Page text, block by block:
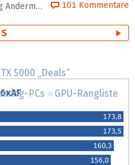
5000 „Deals“
PCs
GPU-Rangliste
101 Kommentare
173,8
173,5
160,3
156,0